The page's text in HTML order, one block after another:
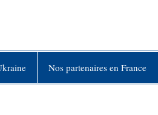
Nos partenaires en France